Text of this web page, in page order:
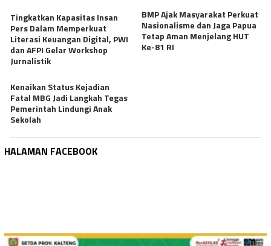
Tingkatkan Kapasitas Insan
Pers Dalam Memperkuat
Literasi Keuangan Digital, PWI
dan AFPI Gelar Workshop
Jurnalistik
BMP Ajak Masyarakat Perkuat
Nasionalisme dan Jaga Papua
Tetap Aman Menjelang HUT
Ke-81 RI
Kenaikan Status Kejadian
Fatal MBG Jadi Langkah Tegas
Pemerintah Lindungi Anak
Sekolah
HALAMAN FACEBOOK